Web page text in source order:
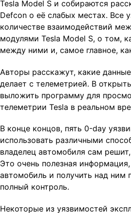
Tesla Model S и собираются
Defcon о её слабых местах. Все
количестве взаимодействий
модулями Tesla Model S, о том,
между ними и, самое главное,
Авторы расскажут, какие
делает с телеметрией. В
выложить программу для
телеметрии Tesla в реальном
В конце концов, пять 0-day
использовать различными
владелец автомобиля сам
Это очень полезная
автомобиль и получить над ним
полный контроль.
Некоторые из уязвимостей